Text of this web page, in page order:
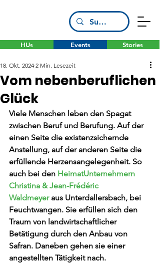
HUs Stories
Events
Vom nebenberuflichen
Glück
18. Okt. 2024 2 Min. Lesezeit
Viele Menschen leben den Spagat
zwischen Beruf und Berufung. Auf der
einen Seite die existenzsichernde
Anstellung, auf der anderen Seite die
erfüllende Herzensangelegenheit. So
auch bei den HeimatUnternehmern
Christina & Jean-Frédéric
Waldmeyer aus Unterdallersbach, bei
Feuchtwangen. Sie erfüllen sich den
Traum von landwirtschaftlicher
Betätigung durch den Anbau von
Safran. Daneben gehen sie einer
angestellten Tätigkeit nach.